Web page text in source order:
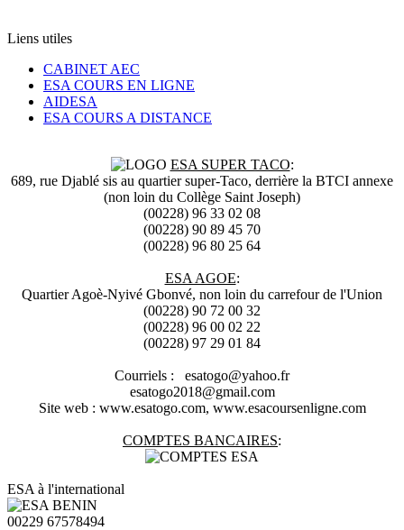
Liens utiles
CABINET AEC
ESA COURS EN LIGNE
AIDESA
ESA COURS A DISTANCE
ESA SUPER TACO:
689, rue Djablé sis au quartier super-Taco, derrière la BTCI annexe
(non loin du Collège Saint Joseph)
(00228) 96 33 02 08
(00228) 90 89 45 70
(00228) 96 80 25 64
ESA AGOE:
Quartier Agoè-Nyivé Gbonvé, non loin du carrefour de l'Union
(00228) 90 72 00 32
(00228) 96 00 02 22
(00228) 97 29 01 84
Courriels : esatogo@yahoo.fr
esatogo2018@gmail.com
Site web : www.esatogo.com, www.esacoursenligne.com
COMPTES BANCAIRES:
ESA à l'international
00229 67578494